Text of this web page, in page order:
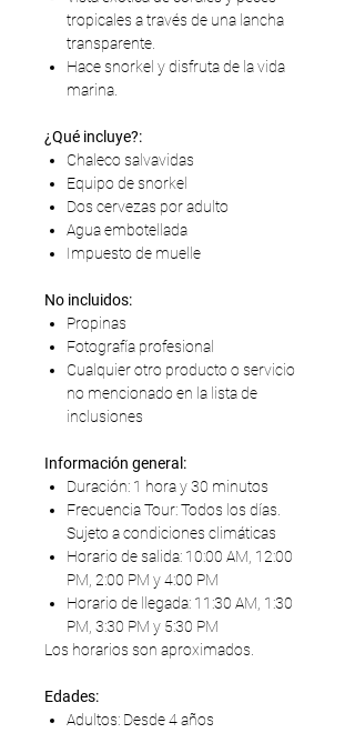
tropicales a través de una lancha
transparente.
Hace snorkel y disfruta de la vida
marina.
¿Qué incluye?:
Chaleco salvavidas
Equipo de snorkel
Dos cervezas por adulto
Agua embotellada
Impuesto de muelle
No incluidos:
Propinas
Fotografía profesional
Cualquier otro producto o servicio
no mencionado en la lista de
inclusiones
Información general:
Duración: 1 hora y 30 minutos
Frecuencia Tour: Todos los días.
Sujeto a condiciones climáticas
Horario de salida: 10:00 AM, 12:00
PM, 2:00 PM y 4:00 PM
Horario de llegada: 11:30 AM, 1:30
PM, 3:30 PM y 5:30 PM
Los horarios son aproximados.
Edades:
Adultos: Desde 4 años